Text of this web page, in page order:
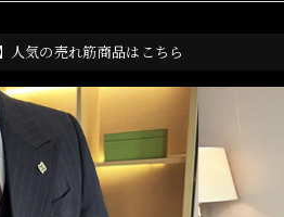
人気の売れ筋商品はこちら